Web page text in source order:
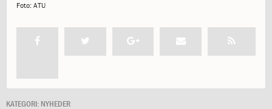
1.16:
Bombningen
1.17:
Markering
Foto: ATU
KATEGORI: NYHEDER